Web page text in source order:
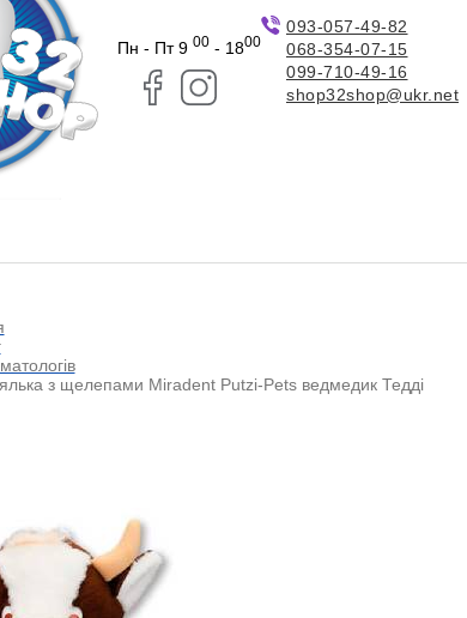
Пн - Пт 9 00 - 1800
093-057-49-82
068-354-07-15
099-710-49-16
shop32shop@ukr.net
з щелепами Miradent Putzi-Pets ведмедик Тедді